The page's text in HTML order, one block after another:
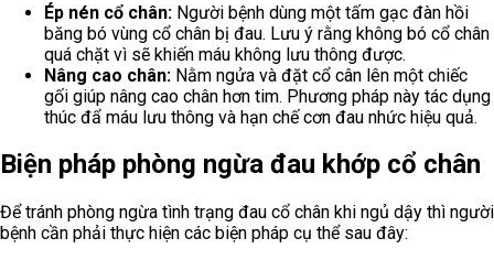
Ép nén cổ chân: Người bệnh dùng một tấm gạc đàn hồi
băng bó vùng cổ chân bị đau. Lưu ý rằng không bó cổ chân
quá chặt vì sẽ khiến máu không lưu thông được.
Nâng cao chân: Nằm ngửa và đặt cổ cân lên một chiếc
gối giúp nâng cao chân hơn tim. Phương pháp này tác dụng
thúc đẩ máu lưu thông và hạn chế cơn đau nhức hiệu quả.
Biện pháp phòng ngừa đau khớp cổ chân
Để tránh phòng ngừa tình trạng đau cổ chân khi ngủ dậy thì người
bệnh cần phải thực hiện các biện pháp cụ thể sau đây: